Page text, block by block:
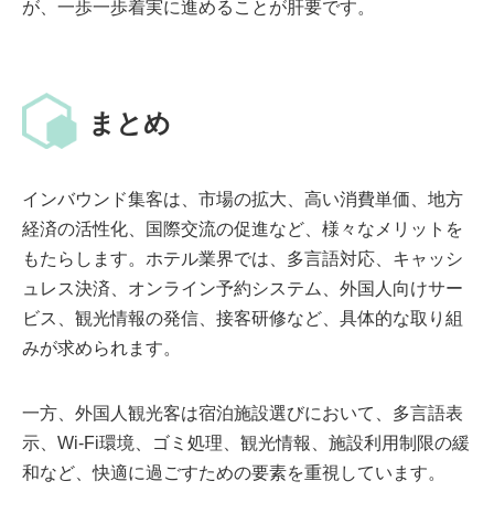
が、一歩一歩着実に進めることが肝要です。
まとめ
インバウンド集客は、市場の拡大、高い消費単価、地方
経済の活性化、国際交流の促進など、様々なメリットを
もたらします。ホテル業界では、多言語対応、キャッシ
ュレス決済、オンライン予約システム、外国人向けサー
ビス、観光情報の発信、接客研修など、具体的な取り組
みが求められます。
一方、外国人観光客は宿泊施設選びにおいて、多言語表
示、Wi-Fi環境、ゴミ処理、観光情報、施設利用制限の緩
和など、快適に過ごすための要素を重視しています。